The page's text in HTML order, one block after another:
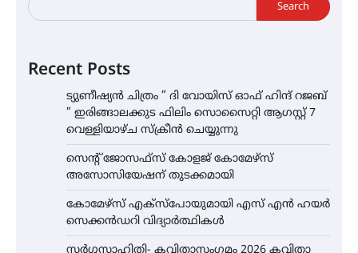
Search
Recent Posts
ട്യുണീഷ്യൻ ചിത്രം ” ദി വോയിസ് ഓഫ് ഹിന്ദ് റജബ്
” ഇരിങ്ങാലക്കുട ഫിലിം സൊസൈറ്റി ആഗസ്റ്റ് 7
വെള്ളിയാഴ്ച സ്‌ക്രീൻ ചെയ്യുന്നു
സെന്റ് ജോസഫ്സ് കോളജ് കോമേഴ്‌സ്
അസോസിയേഷന് തുടക്കമായി
കോമേഴ്സ് എക്സ്പോയുമായി എസ് എൻ ഹയർ
സെക്കൻഡറി വിദ്യാർത്ഥികൾ
സർഗ്ഗസാഹിതി- കവിതാസംഗമം 2026 കവിതാ